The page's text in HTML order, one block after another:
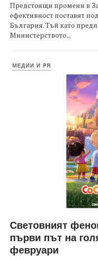
Предстоящи промени в
ефективност поставят
България. Тъй като
Министерството...
МЕДИИ И PR
Световният
първи път на
февруари